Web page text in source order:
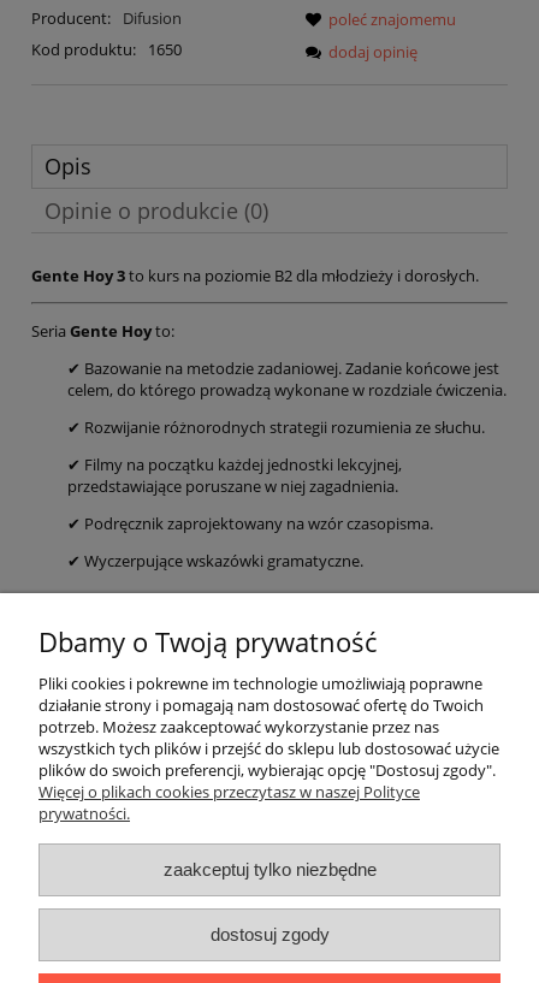
Producent:
Difusion
Kod produktu:
1650
poleć znajomemu
dodaj opinię
Opis
Opinie o produkcie (0)
Gente Hoy 3to kurs na poziomie B2 dla młodzieży i dorosłych.
Seria Gente Hoyto:
✔ Bazowanie na metodzie zadaniowej. Zadanie końcowe jest
celem, do którego prowadzą wykonane w rozdziale ćwiczenia.
✔ Rozwijanie różnorodnych strategii rozumienia ze słuchu.
✔ Filmy na początku każdej jednostki lekcyjnej,
przedstawiające poruszane w niej zagadnienia.
✔ Podręcznik zaprojektowany na wzór czasopisma.
✔ Wyczerpujące wskazówki gramatyczne.
EAN: 9788415640400
ZAJRZYJ DO ŚRODKA
O nas
Płatności i dostawa
Moje konto
"Romanista" Internetowa Księgarnia Językowa 2025
Dbamy o Twoją prywatność
Pliki cookies i pokrewne im technologie umożliwiają poprawne
działanie strony i pomagają nam dostosować ofertę do Twoich
potrzeb. Możesz zaakceptować wykorzystanie przez nas
wszystkich tych plików i przejść do sklepu lub dostosować użycie
plików do swoich preferencji, wybierając opcję "Dostosuj zgody".
Więcej o plikach cookies przeczytasz w naszej Polityce
prywatności.
zaakceptuj tylko niezbędne
dostosuj zgody